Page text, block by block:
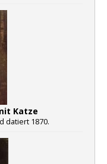
Katze
datiert 1870.